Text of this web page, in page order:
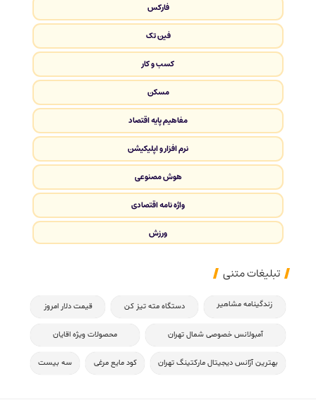
فارکس
فین تک
کسب و کار
مسکن
مفاهیم پایه اقتصاد
نرم افزار و اپلیکیشن
هوش مصنوعی
واژه نامه اقتصادی
ورزش
تبلیغات متنی
زندگینامه مشاهیر دستگاه مته تیز کن قیمت دلار امروز
آمبولانس خصوصی شمال تهران محصولات ویژه اقایان
بهترین آژانس دیجیتال مارکتینگ تهران کود مایع مرغی سه بیست